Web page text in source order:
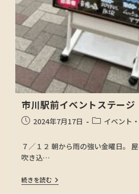
市川駅前イベントステージ
2024年7月17日 イベント
７／１２ 朝から雨の強い金曜日。
吹き込…
続きを読む